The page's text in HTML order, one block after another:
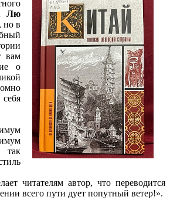
Лю
но в
вам
о
так
читателям автор, что переводится
всего пути дует попутный ветер!».